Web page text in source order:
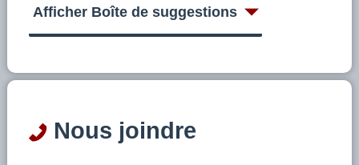
Afficher Boîte de suggestions
Nous joindre